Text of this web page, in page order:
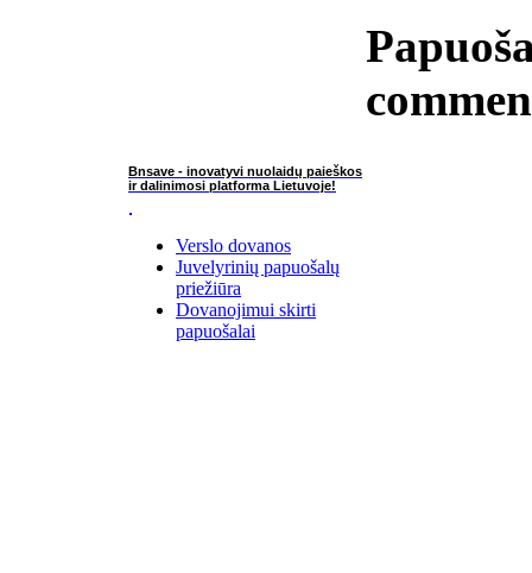
Bnsave - inovatyvi nuolaidų paieškos
ir dalinimosi platforma Lietuvoje!
Verslo dovanos
Juvelyrinių papuošalų
priežiūra
Dovanojimui skirti
papuošalai